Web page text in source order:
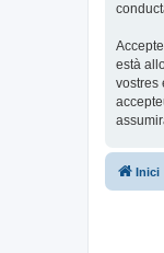
està
vostres
Inici